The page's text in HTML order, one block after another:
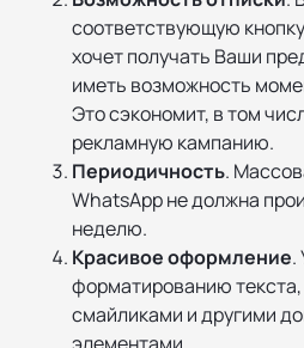
соответствующую
хочет получать Ваши
иметь возможность
Это сэкономит, в том
рекламную кампанию.
Периодичность.
WhatsApp не должна
неделю.
Красивое оформление.
форматированию
смайликами и другими